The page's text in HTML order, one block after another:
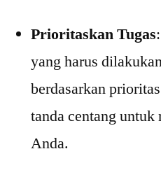
Prioritaskan Tugas
yang harus
berdasarkan
tanda centang
Anda.